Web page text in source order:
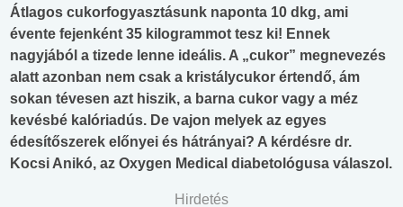
Átlagos cukorfogyasztásunk naponta 10 dkg, ami
évente fejenként 35 kilogrammot tesz ki! Ennek
nagyjából a tizede lenne ideális. A „cukor” megnevezés
alatt azonban nem csak a kristálycukor értendő, ám
sokan tévesen azt hiszik, a barna cukor vagy a méz
kevésbé kalóriadús. De vajon melyek az egyes
édesítőszerek előnyei és hátrányai? A kérdésre dr.
Kocsi Anikó, az Oxygen Medical diabetológusa válaszol.
Hirdetés